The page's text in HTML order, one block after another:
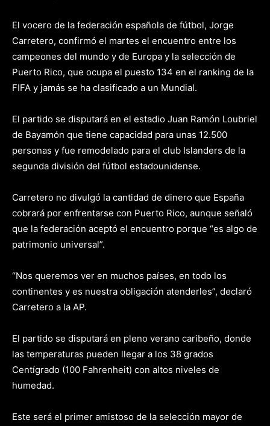
El vocero de la federación española de fútbol, Jorge
Carretero, confirmó el martes el encuentro entre los
campeones del mundo y de Europa y la selección de
Puerto Rico, que ocupa el puesto 134 en el ranking de la
FIFA y jamás se ha clasificado a un Mundial.
El partido se disputará en el estadio Juan Ramón Loubriel
de Bayamón que tiene capacidad para unas 12.500
personas y fue remodelado para el club Islanders de la
segunda división del fútbol estadounidense.
Carretero no divulgó la cantidad de dinero que España
cobrará por enfrentarse con Puerto Rico, aunque señaló
que la federación aceptó el encuentro porque “es algo de
patrimonio universal”.
“Nos queremos ver en muchos países, en todo los
continentes y es nuestra obligación atenderles”, declaró
Carretero a la AP.
El partido se disputará en pleno verano caribeño, donde
las temperaturas pueden llegar a los 38 grados
Centígrado (100 Fahrenheit) con altos niveles de
humedad.
Este será el primer amistoso de la selección mayor de